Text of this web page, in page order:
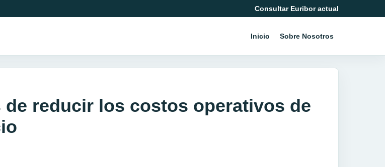
Consultar Euribor actual
Inicio Sobre Nosotros
de reducir los costos operativos de